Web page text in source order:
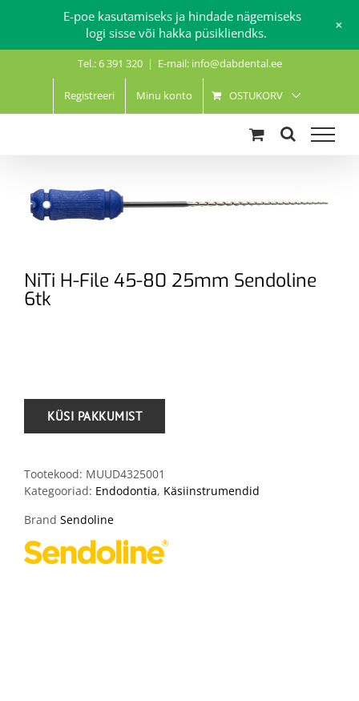
Tel.: 6 391 320 | E-mail: info@dabdental.ee
Registreeri Minu konto OSTUKORV
NiTi H-File 45-80 25mm Sendoline
6tk
Tootekood: MUUD4325001
Kategooriad: Endodontia, Käsiinstrumendid
Brand Sendoline
E-poe kasutamiseks ja hindade nägemiseks
logi sisse või hakka püsikliendks.
+